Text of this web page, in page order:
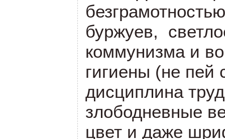
буржуев,
коммунизма и
гигиены (не
дисциплина
злободневные
цвет и даже